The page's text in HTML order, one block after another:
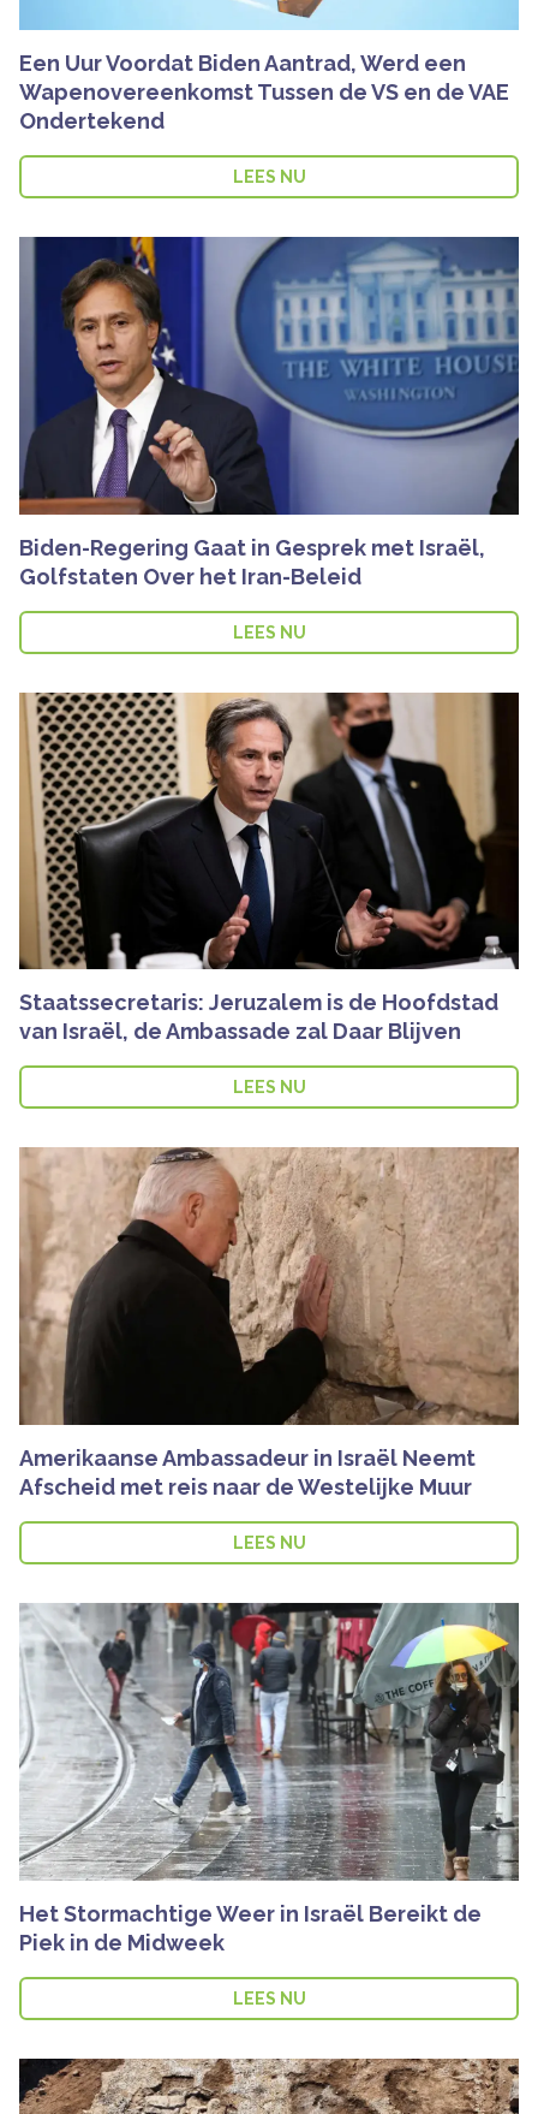
Een Uur Voordat Biden Aantrad, Werd een
Wapenovereenkomst Tussen de VS en de VAE
Ondertekend
LEES NU
Biden-Regering Gaat in Gesprek met Israël,
Golfstaten Over het Iran-Beleid
LEES NU
Staatssecretaris: Jeruzalem is de Hoofdstad
van Israël, de Ambassade zal Daar Blijven
LEES NU
Amerikaanse Ambassadeur in Israël Neemt
Afscheid met reis naar de Westelijke Muur
LEES NU
Het Stormachtige Weer in Israël Bereikt de
Piek in de Midweek
LEES NU